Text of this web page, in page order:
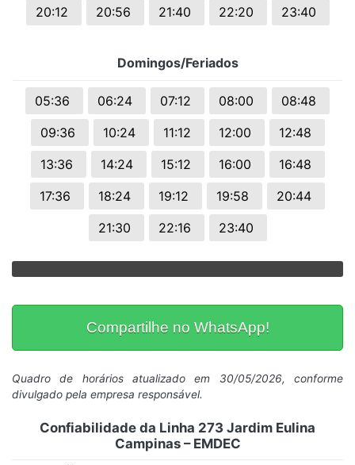
20:12
20:56 21:40 22:20 23:40
Domingos/Feriados
05:36 06:24 07:12 08:00
08:48
09:36
10:24 11:12 12:00
12:48
13:36
14:24 15:12 16:00
16:48
17:36
18:24 19:12 19:58
20:44
21:30
22:16 23:40
Compartilhe no WhatsApp!
Quadro de horários atualizado em 30/05/2026, conforme
divulgado pela empresa responsável.
Confiabilidade da Linha 273 Jardim Eulina
Campinas – EMDEC